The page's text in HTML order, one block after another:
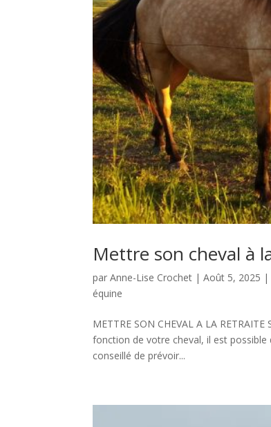
Mettre son cheval à
parAnne-Lise Crochet |Août 5, 2025 |
équine
METTRE SON CHEVAL A LA
fonction de votre cheval, il est possible
conseillé de prévoir...